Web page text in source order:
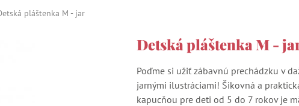
pláštenka M - jar
Detská pláštenka M -
Poďme si užiť zábavnú prechádzku v
jarnými ilustráciami! Šikovná a
kapucňou pre deti od 5 do 7 rokov je